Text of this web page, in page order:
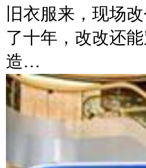
旧衣服来，现场
了十年，改改还
造…